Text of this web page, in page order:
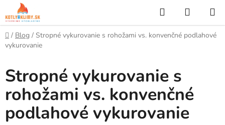
Prejsť
na
obsah
Hľadať
KOŠÍK
Domov
/ Blog / Stropné vykurovanie s rohožami vs. konvenčné podlahové
vykurovanie
Stropné vykurovanie s
rohožami vs. konvenčné
podlahové vykurovanie